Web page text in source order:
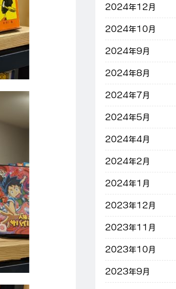
2024年12月
2024年10月
2024年9月
2024年8月
2024年7月
2024年5月
2024年4月
2024年2月
2024年1月
2023年12月
2023年11月
2023年10月
2023年9月